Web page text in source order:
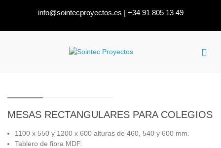
info@sointecproyectos.es | +34 91 805 13 49
MESAS RECTANGULARES PARA COLEGIOS
1100 x 550 y 1200 x 600 alturas de 460, 540 y 600 mm.
Tablero de fibra MDF.